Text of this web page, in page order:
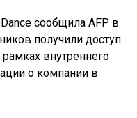
сообщила AFP в
получили доступ
внутреннего
о компании в